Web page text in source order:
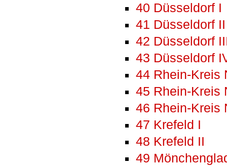
40 Düsseldorf I
41 Düsseldorf II
42 Düsseldorf
43 Düsseldorf
44 Rhein-Kreis
45 Rhein-Kreis
46 Rhein-Kreis
47 Krefeld I
48 Krefeld II
49